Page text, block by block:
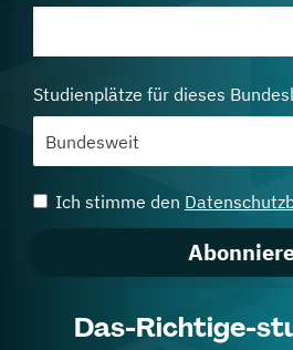
Studienplätze für dieses
Ich stimme den
Das-Richtige-